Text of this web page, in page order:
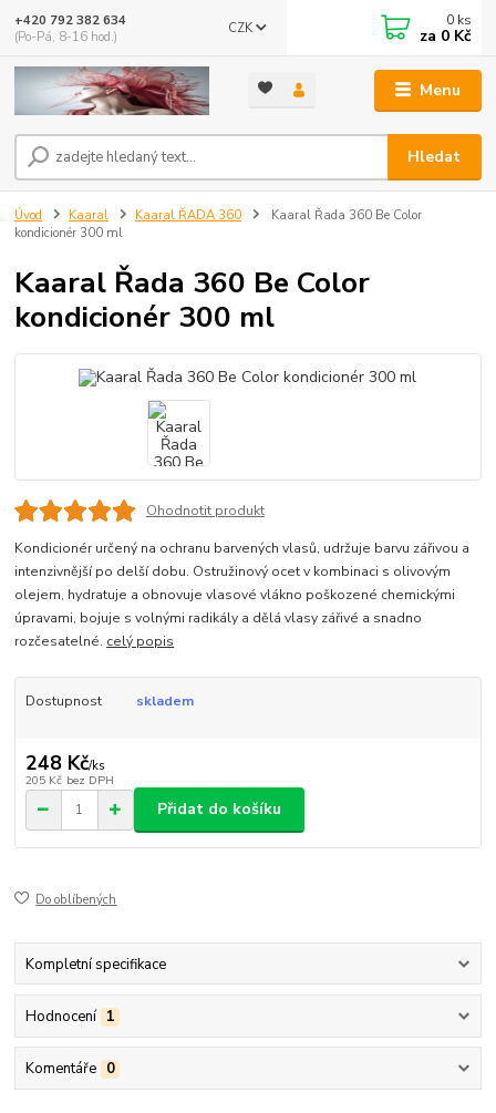
Menu
CZK
Hledat
+420 792 382 634
(Po-Pá, 8-16 hod.)
0 ks
za 0 Kč
Úvod Kaaral Kaaral ŘADA 360
Kaaral Řada 360 Be Color
kondicionér 300 ml
Kaaral Řada 360 Be Color
kondicionér 300 ml
Ohodnotit produkt
Kondicionér určený na ochranu barvených vlasů, udržuje barvu zářivou a
intenzivnější po delší dobu. Ostružinový ocet v kombinaci s olivovým
olejem, hydratuje a obnovuje vlasové vlákno poškozené chemickými
úpravami, bojuje s volnými radikály a dělá vlasy zářivé a snadno
rozčesatelné. celý popis
Dostupnost skladem
248 Kč/ks
205 Kč bez DPH
Přidat do košíku
Do oblíbených
Kompletní specifikace
Hodnocení 1
Komentáře 0